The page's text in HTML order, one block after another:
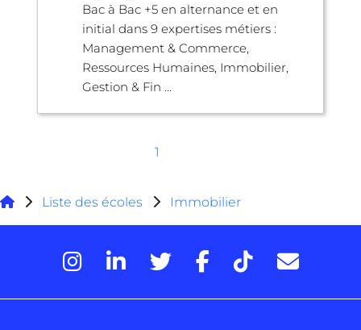
Bac à Bac +5 en alternance et en
initial dans 9 expertises métiers :
Management & Commerce,
Ressources Humaines, Immobilier,
Gestion & Fin ...
1
Liste des écoles Immobilier